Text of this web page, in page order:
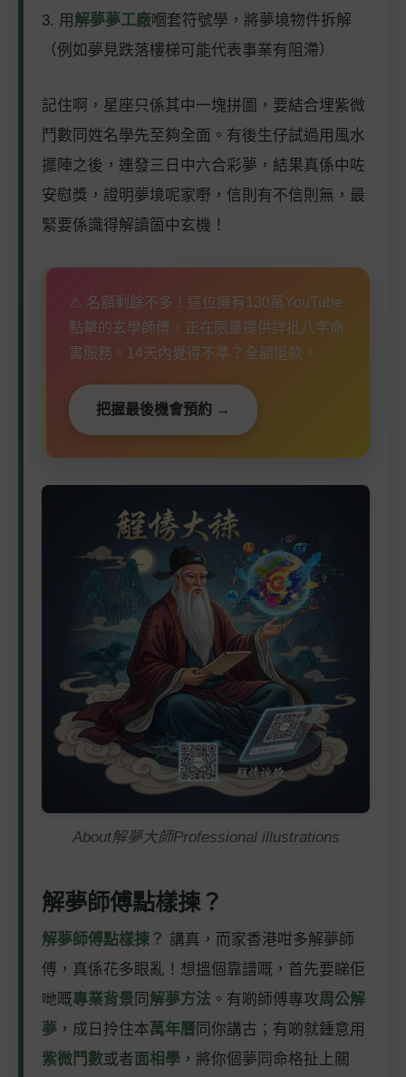
3. 用 解夢夢工廠嗰套符號學，將夢境物件拆解
（例如夢見跌落樓梯可能代表事業有阻滯）
記住啊，星座只係其中一塊拼圖，要結合埋紫微
鬥數同姓名學先至夠全面。有後生仔試過用風水
擺陣之後，連發三日中六合彩夢，結果真係中咗
安慰獎，證明夢境呢家嘢，信則有不信則無，最
緊要係識得解讀箇中玄機！
⚠️ 名額剩餘不多！這位擁有130萬YouTube
點擊的玄學師傅，正在限量提供詳批八字命
書服務。14天內覺得不準？全額退款。
把握最後機會預約 →
About解夢大師Professional illustrations
解夢師傅點樣揀？
解夢師傅點樣揀？ 講真，而家香港咁多解夢師
傅，真係花多眼亂！想搵個靠譜嘅，首先要睇佢
哋嘅專業背景 同 解夢方法 。有啲師傅專攻周公解
夢 ，成日拎住本萬年曆 同你講古；有啲就鍾意用
紫微鬥數或者面相學 ，將你個夢同命格扯上關